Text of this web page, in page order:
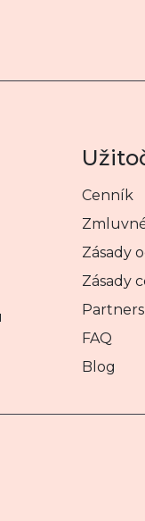
Cenník
Zásady
Zásady
FAQ
Blog